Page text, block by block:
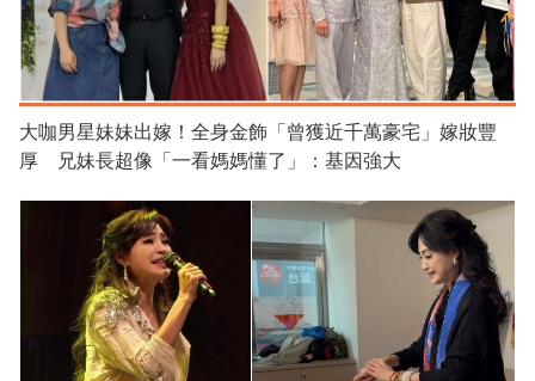
大咖男星妹妹出嫁！全身金飾「曾獲近千萬豪宅」嫁妝豐
厚 兄妹長超像「一看媽媽懂了」：基因強大